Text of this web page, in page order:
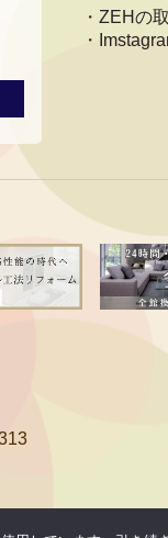
ZEHの